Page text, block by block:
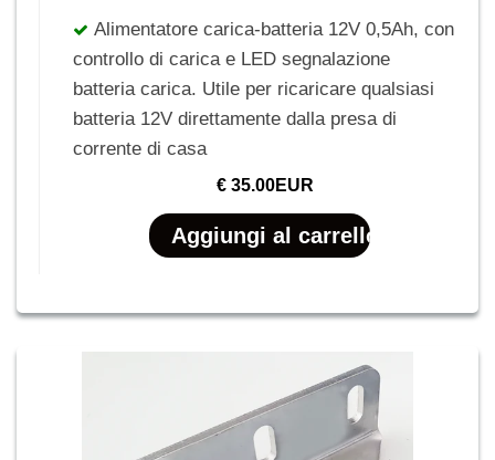
Alimentatore carica-batteria 12V 0,5Ah, con
controllo di carica e LED segnalazione
batteria carica. Utile per ricaricare qualsiasi
batteria 12V direttamente dalla presa di
corrente di casa
€ 35.00EUR